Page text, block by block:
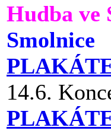
Hudba ve
Smolnice
14.6.